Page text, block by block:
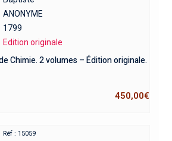
ANONYME
1799
Edition originale
Chimie. 2 volumes – Édition originale.
450,00€
Réf : 15059